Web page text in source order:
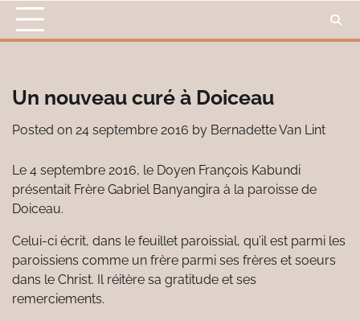
Skip
content
Un nouveau curé à Doiceau
Posted on 24 septembre 2016 by Bernadette Van Lint
Le 4 septembre 2016, le Doyen François Kabundi
présentait Frère Gabriel Banyangira à la paroisse de
Doiceau.
Celui-ci écrit, dans le feuillet paroissial, qu’il est parmi les
paroissiens comme un frère parmi ses frères et soeurs
dans le Christ. Il réitère sa gratitude et ses
remerciements.